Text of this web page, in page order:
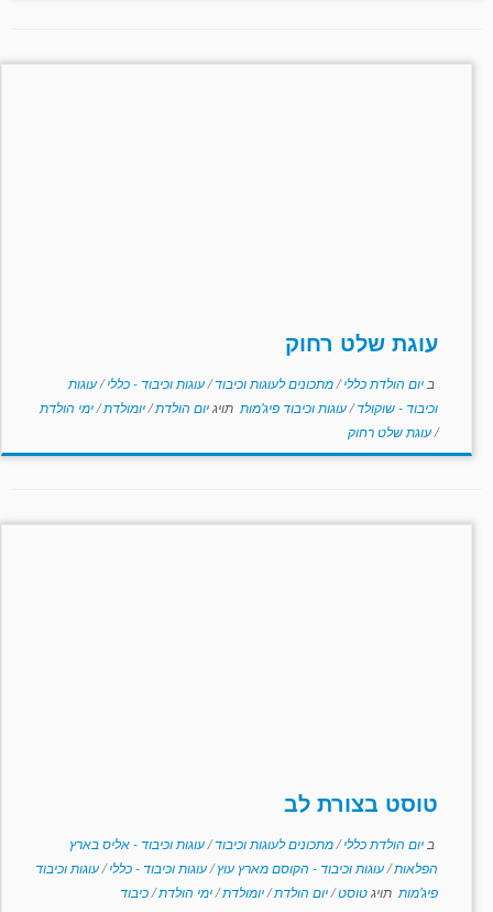
עוגת שלט רחוק
ב יום הולדת כללי/מתכונים לעוגות וכיבוד/עוגות וכיבוד - כללי/עוגות
וכיבוד - שוקולד/עוגות וכיבוד פיג'מות תויגיום הולדת/יומולדת/ימי הולדת
/עוגת שלט רחוק
טוסט בצורת לב
ב יום הולדת כללי/מתכונים לעוגות וכיבוד/עוגות וכיבוד - אליס בארץ
הפלאות/עוגות וכיבוד - הקוסם מארץ עוץ/עוגות וכיבוד - כללי/עוגות וכיבוד
פיג'מות תויגטוסט/יום הולדת/יומולדת/ימי הולדת/כיבוד